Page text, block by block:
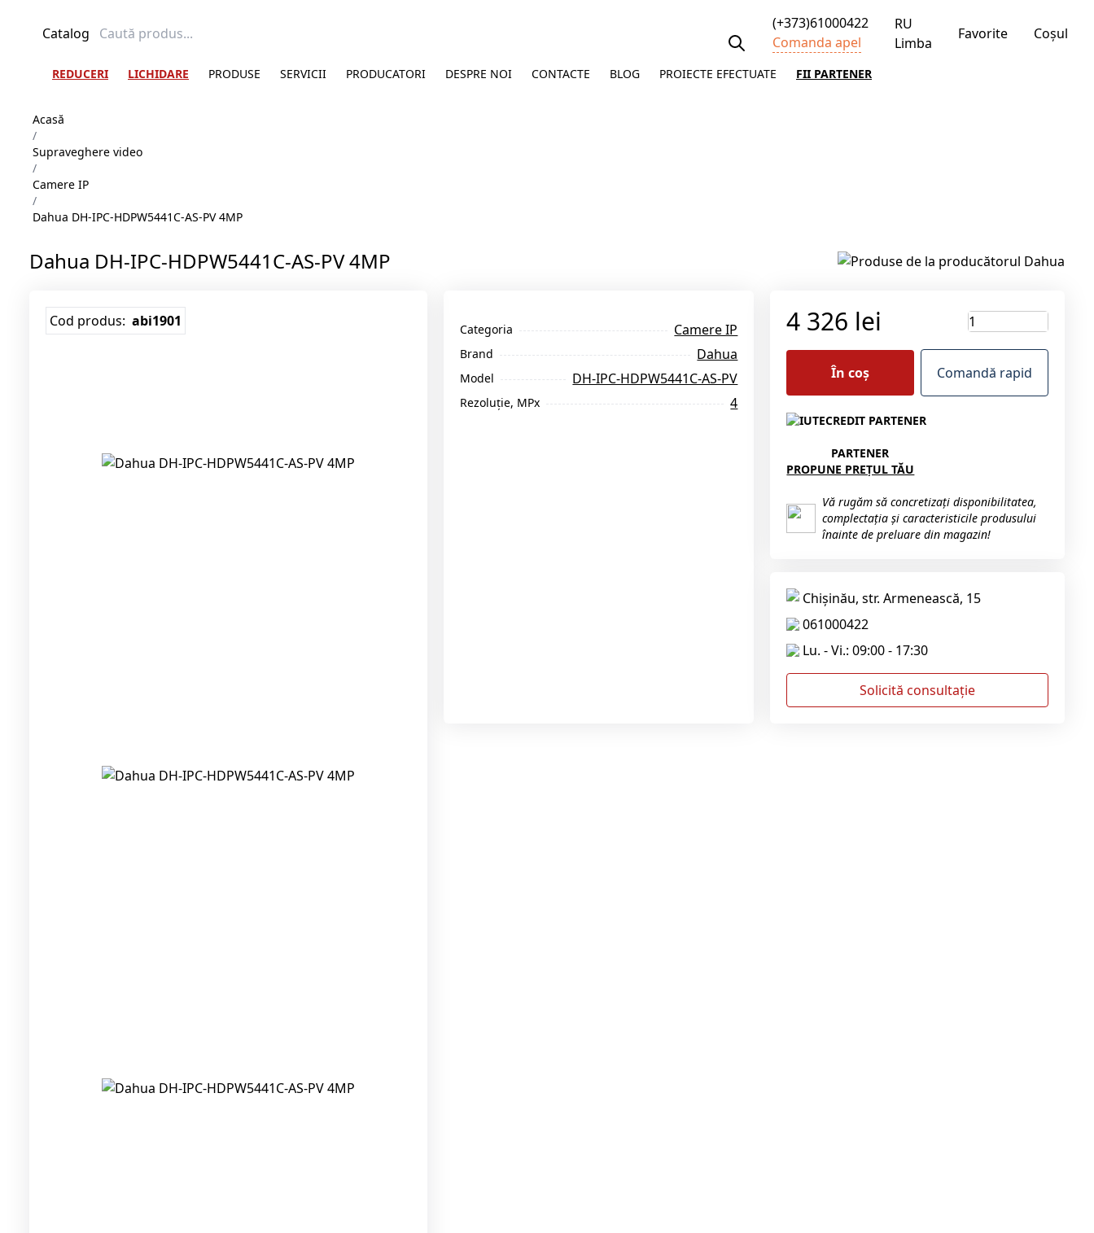
Catalog
(+373)61000422
Comanda apel
RU
Limba
Favorite Coșul
REDUCERI LICHIDARE PRODUSE SERVICII PRODUCATORI DESPRE NOI CONTACTE BLOG PROIECTE EFECTUATE FII PARTENER
Acasă
/
Supraveghere video
/
Camere IP
/
Dahua DH-IPC-HDPW5441C-AS-PV 4MP
Dahua DH-IPC-HDPW5441C-AS-PV 4MP
Cod produs: abi1901 Categoria Camere IP
Brand Dahua
Model DH-IPC-HDPW5441C-AS-PV
Rezoluție, MPx 4
4 326 lei
În coș Comandă rapid
PARTENER
PROPUNE PREȚUL TĂU
Vă rugăm să concretizați disponibilitatea,
complectația și caracteristicile produsului
înainte de preluare din magazin!
Chișinău, str. Armenească, 15
061000422
Lu. - Vi.: 09:00 - 17:30
Solicită consultație